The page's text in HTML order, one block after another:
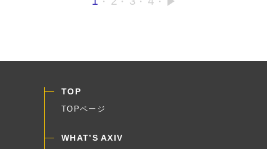
ー
TOP
TOPページ
WHAT’S AXIV